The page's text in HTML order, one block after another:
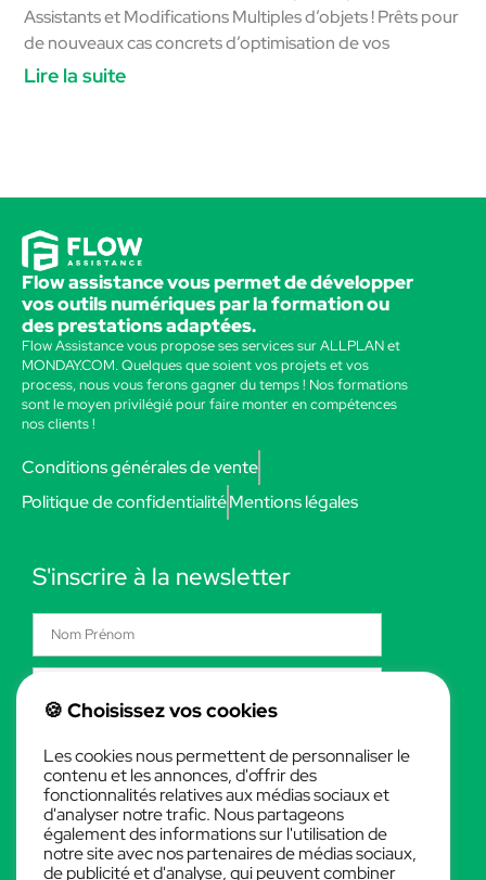
Assistants et Modifications Multiples d’objets ! Prêts pour
de nouveaux cas concrets d’optimisation de vos
Lire la suite
Flow assistance vous permet de développer
vos outils numériques par la formation ou
des prestations adaptées.
Flow Assistance vous propose ses services sur ALLPLAN et
MONDAY.COM. Quelques que soient vos projets et vos
process, nous vous ferons gagner du temps ! Nos formations
sont le moyen privilégié pour faire monter en compétences
nos clients !
Conditions générales de vente
Politique de confidentialitéMentions légales
S'inscrire à la newsletter
S'INSCRIRE !
Formation
🍪 Choisissez vos cookies
Les cookies nous permettent de personnaliser le
contenu et les annonces, d'offrir des
fonctionnalités relatives aux médias sociaux et
d'analyser notre trafic. Nous partageons
également des informations sur l'utilisation de
notre site avec nos partenaires de médias sociaux,
de publicité et d'analyse, qui peuvent combiner